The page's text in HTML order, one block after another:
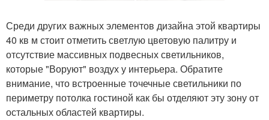
Среди других важных элементов дизайна этой квартиры
40 кв м стоит отметить светлую цветовую палитру и
отсутствие массивных подвесных светильников,
которые "Воруют" воздух у интерьера. Обратите
внимание, что встроенные точечные светильники по
периметру потолка гостиной как бы отделяют эту зону от
остальных областей квартиры.